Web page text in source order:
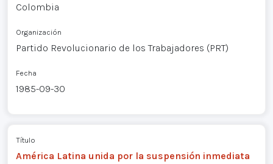
Colombia
Organización
Partido Revolucionario de los Trabajadores (PRT)
Fecha
1985-09-30
Título
América Latina unida por la suspensión inmediata